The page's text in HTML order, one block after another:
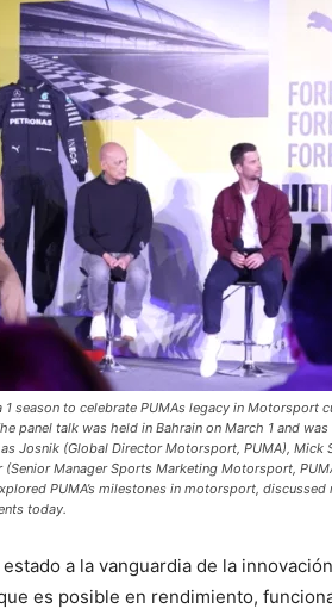
1 season to celebrate PUMAs legacy in Motorsport
panel talk was held in Bahrain on March 1 and
Josnik (Global Director Motorsport, PUMA), Mick
(Senior Manager Sports Marketing Motorsport,
PUMA’s milestones in motorsport,
today.
a la vanguardia de la
es posible en rendimiento,